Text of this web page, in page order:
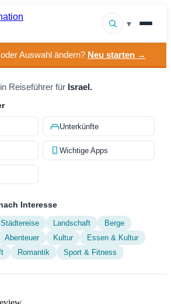
▾
Auswahl ändern? Neu starten →
Reiseführer für Israel.
Unterkünfte
Wichtige Apps
Interesse
Städtereise Landschaft
Berge
Abenteuer Kultur
Essen & Kultur
Romantik Sport & Fitness